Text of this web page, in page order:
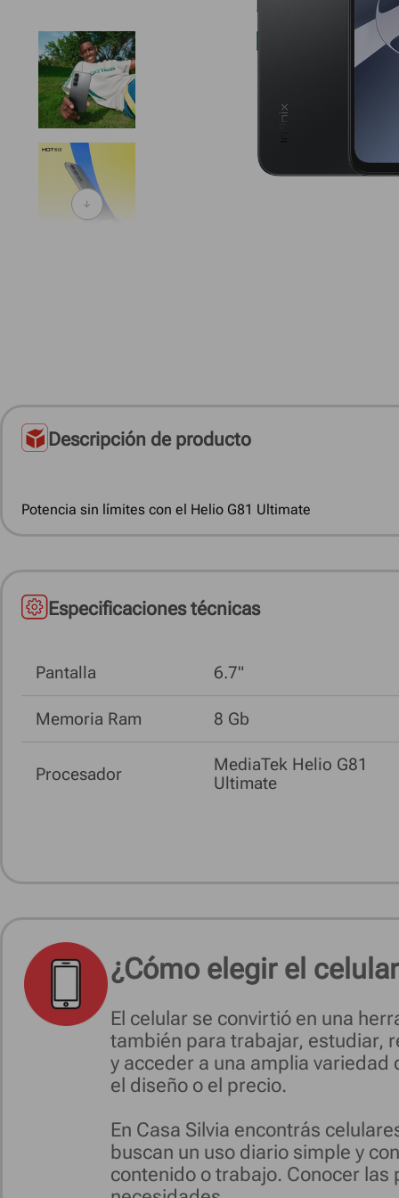
Descripción de producto
Potencia sin límites con el Helio G81 Ultimate
Especificaciones técnicas
Pantalla 6.7"
Memoria Ram 8 Gb
Procesador
MediaTek Helio G81
Ultimate
¿Cómo elegir el
El celular se convirtió en una
también para trabajar, estudiar,
y acceder a una amplia
el diseño o el precio.
En Casa Silvia encontrás
buscan un uso diario simple y
contenido o trabajo. Conocer